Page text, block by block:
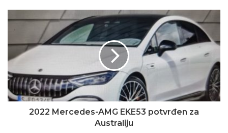
2022 Mercedes-AMG EKE53 potvrđen za
Australiju